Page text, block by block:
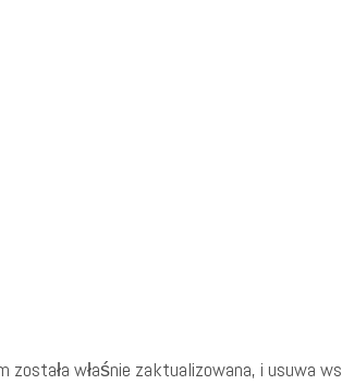
właśnie zaktualizowana, i usuwa